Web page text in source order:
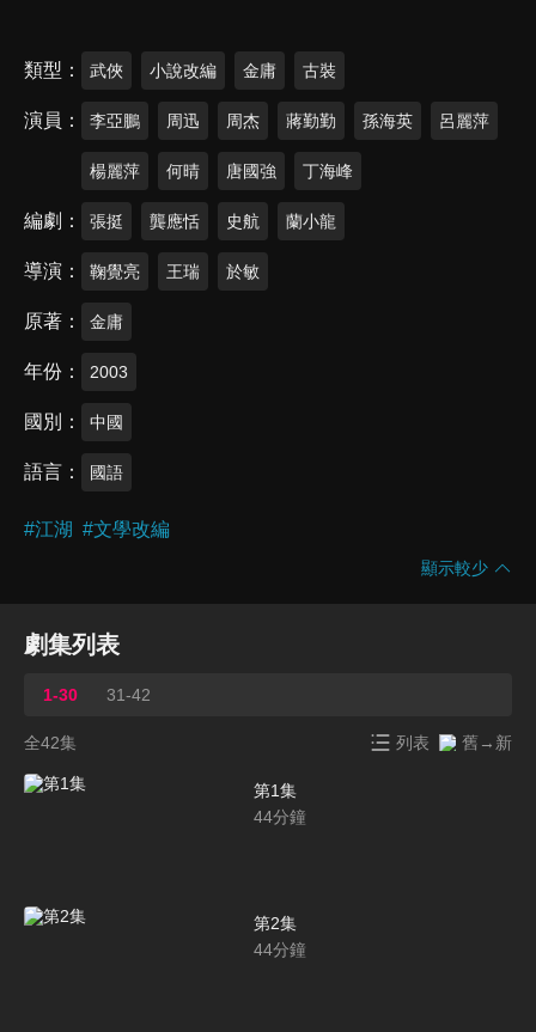
類型 武俠 小說改編 金庸 古裝
演員 李亞鵬 周迅 周杰 蔣勤勤 孫海英 呂麗萍
楊麗萍 何晴 唐國強 丁海峰
編劇 張挺 龔應恬 史航 蘭小龍
導演 鞠覺亮 王瑞 於敏
原著 金庸
年份 2003
國別 中國
語言 國語
#江湖 #文學改編
顯示較少
劇集列表
1-30 31-42
全42集 列表 舊→新
第1集
44分鐘
第2集
44分鐘